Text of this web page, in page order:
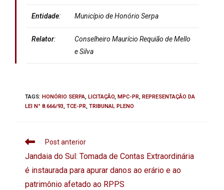
Entidade: Município de Honório Serpa
Relator:
Conselheiro Maurício Requião de Mello
e Silva
TAGS: HONÓRIO SERPA, LICITAÇÃO, MPC-PR, REPRESENTAÇÃO DA
LEI N° 8.666/93, TCE-PR, TRIBUNAL PLENO
Post anterior
Jandaia do Sul: Tomada de Contas Extraordinária
é instaurada para apurar danos ao erário e ao
patrimônio afetado ao RPPS